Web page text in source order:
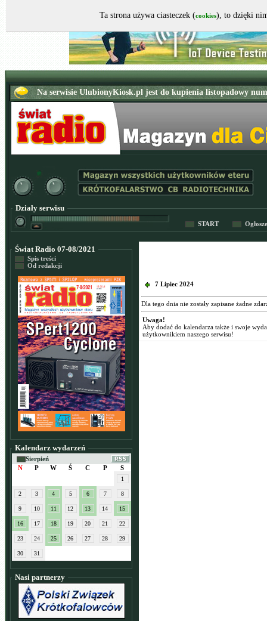
Działy serwisu
START
Świat Radio 07-08/2021
Spis treści
Od redakcji
Kalendarz wydarzeń
Sierpień
N
P W Ś C P S
1
2 3 4 5 6 7 8
9 10 11 12 13 14 15
16 17 18 19 20 21 22
23 24 25 26 27 28 29
30 31
Nasi partnerzy
7 Lipiec 2024
Dla tego dnia nie zostały zapisane żadne
Uwaga!
Aby dodać do kalendarza także i swoje
użytkownikiem naszego serwisu!
Ta strona używa ciasteczek (cookies), to dzięki